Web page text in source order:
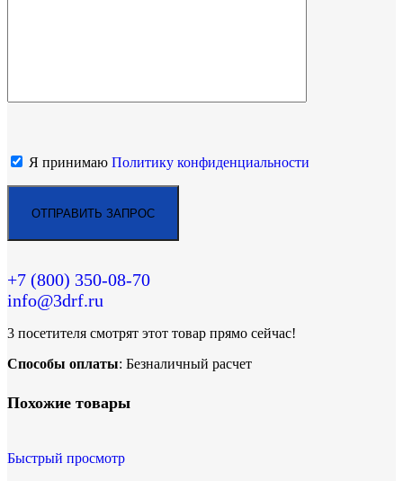
Я принимаю Политику конфиденциальности
+7 (800) 350-08-70
info@3drf.ru
3 посетителя смотрят этот товар прямо сейчас!
Способы оплаты: Безналичный расчет
Похожие товары
Быстрый просмотр